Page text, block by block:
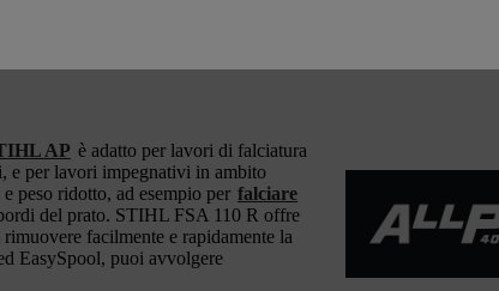
AP è adatto per lavori di falciatura
e per lavori impegnativi in ambito
peso ridotto, ad esempio per falciare
del prato. STIHL FSA 110 R offre
facilmente e rapidamente la
EasySpool, puoi avvolgere